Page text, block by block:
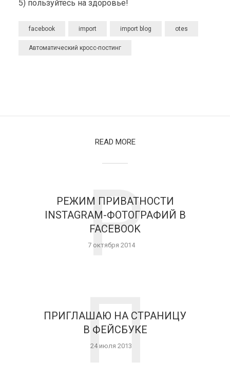
5) пользуйтесь на здоровье!
facebook import import blog otes
Автоматический кросс-постинг
READ MORE
РЕЖИМ ПРИВАТНОСТИ
INSTAGRAM-ФОТОГРАФИЙ В
FACEBOOK
7 октября 2014
Р
ПРИГЛАШАЮ НА СТРАНИЦУ
В ФЕЙСБУКЕ
24 июля 2013
П